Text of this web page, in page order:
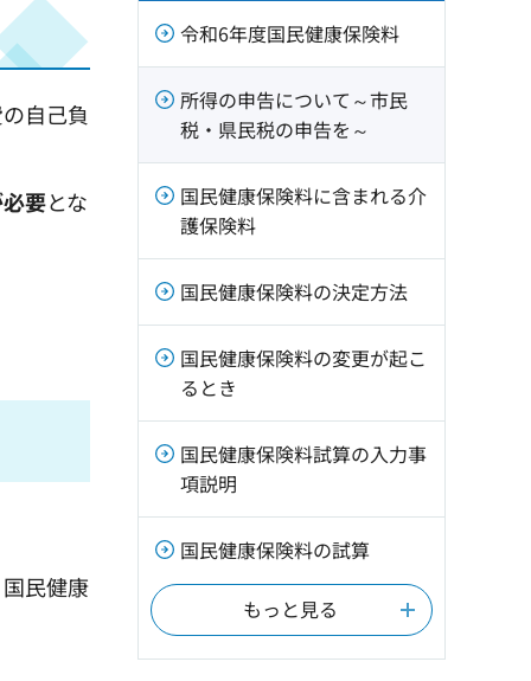
自己負
要とな
民健康
令和6年度国民健康保険料
所得の申告について～市民
税・県民税の申告を～
国民健康保険料に含まれる介
護保険料
国民健康保険料の決定方法
国民健康保険料の変更が起こ
るとき
国民健康保険料試算の入力事
項説明
国民健康保険料の試算
もっと見る